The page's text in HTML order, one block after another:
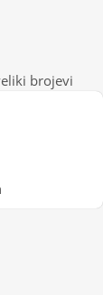
brojevi